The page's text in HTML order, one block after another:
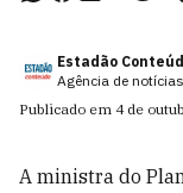
Estadão
Agência de notícias
Publicado em 4 de
A ministra do